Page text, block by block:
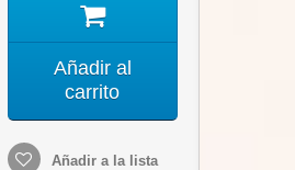
Añadir al
carrito
Añadir a la lista